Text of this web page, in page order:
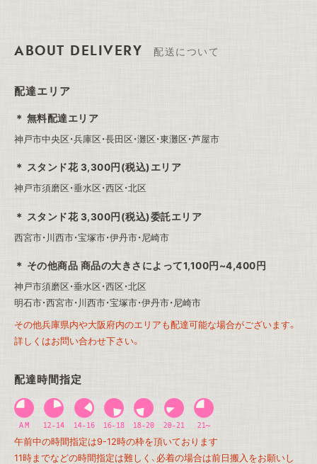
ABOUT DELIVERY 配送について
配達エリア
無料配達エリア
神戸市中央区・兵庫区・長田区・灘区・東灘区・芦屋市
スタンド花 3,300円(税込)エリア
神戸市須磨区・垂水区・西区・北区
スタンド花 3,300円(税込)委託エリア
西宮市・川西市・宝塚市・伊丹市・尼崎市
その他商品 商品の大きさによって1,100円~4,400円
神戸市須磨区・垂水区・西区・北区
明石市・西宮市・川西市・宝塚市・伊丹市・尼崎市
その他兵庫県内や大阪府内のエリアも配達可能な場合がございます。
詳しくはお問い合わせ下さい。
配達時間指定
午前中の時間指定は9-12時の枠を頂いております
11時までなどの時間指定は難しく、必着の場合は前日搬入をお願いし